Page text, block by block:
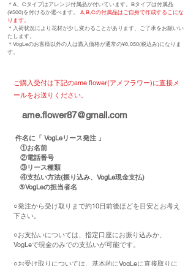
＊A、Cタイプはアレンジ付属品が付いています。Bタイプは付属品
(¥500)を付けるか選べます。 A,B,Cの付属品はご自身で作成するこにな
ります。
＊入荷状況により花材が少し変わることがあります、ご了承をお願いい
たします。
＊VogLeのお客様以外の人は購入価格が通常の¥6,050(税込み)になりま
す。
ご購入受付は下記のame flower(アメフラワー)に直接メ
ールをお送りください。
ame.flower87@gmail.com
件名に「 VogLeリース発注 」
①お名前
②電話番号
③リース種類
④支払い方法(振り込み、VogLe現金支払)
⑤VogLeの担当者名
○発注から受け取りまで約10日前後ほどを目安とお考え
下さい。
○お支払いについては、指定口座にお振り込みか、
VogLeで現金のみでの支払いが可能です。
○お受け取りについては、基本的にVogLeに直接取りに